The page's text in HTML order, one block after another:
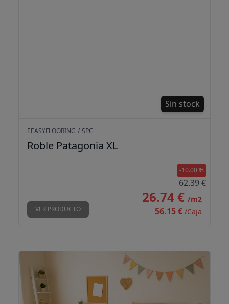
Sin stock
EEASYFLOORING / SPC
Roble Patagonia XL
VER PRODUCTO
-10.00 %
62.39 €
26.74 € /m2
56.15 € /Caja